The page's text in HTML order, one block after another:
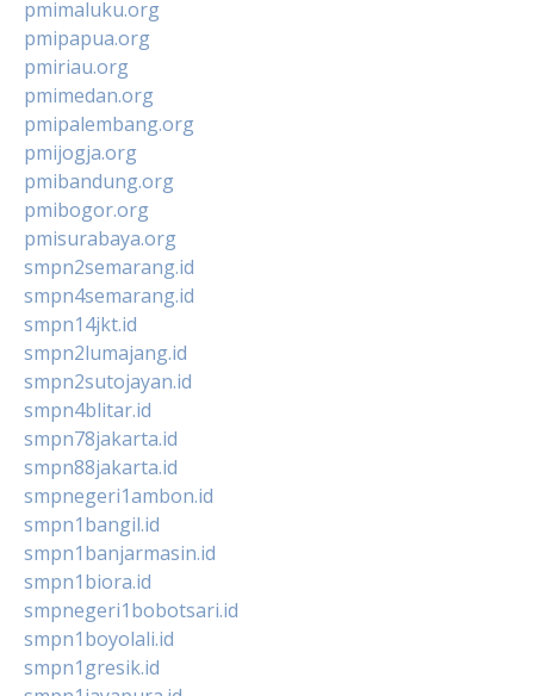
pmimaluku.org
pmipapua.org
pmiriau.org
pmimedan.org
pmipalembang.org
pmijogja.org
pmibandung.org
pmibogor.org
pmisurabaya.org
smpn2semarang.id
smpn4semarang.id
smpn14jkt.id
smpn2lumajang.id
smpn2sutojayan.id
smpn4blitar.id
smpn78jakarta.id
smpn88jakarta.id
smpnegeri1ambon.id
smpn1bangil.id
smpn1banjarmasin.id
smpn1biora.id
smpnegeri1bobotsari.id
smpn1boyolali.id
smpn1gresik.id